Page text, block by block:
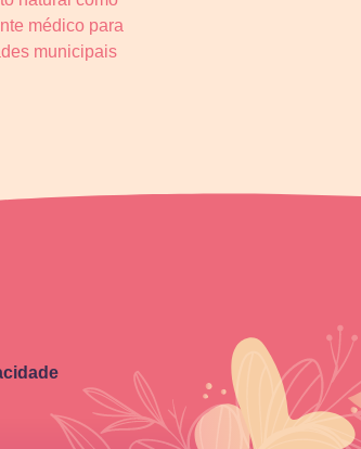
médico para
municipais